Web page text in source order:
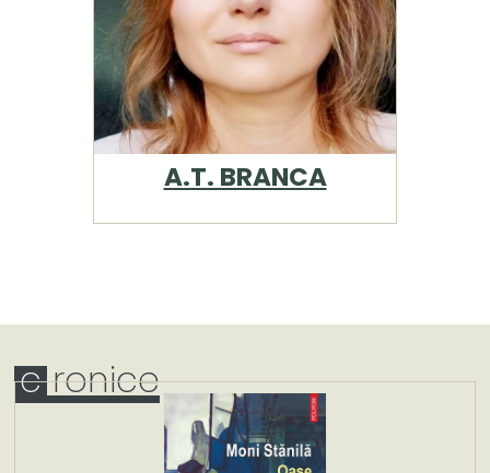
A.T. BRANCA
c ronice